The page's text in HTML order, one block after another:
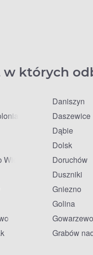
w których
Daniszyn
Daszewice
Dąbie
Dolsk
Doruchów
Duszniki
Gniezno
Golina
Gowarzewo
Grabów